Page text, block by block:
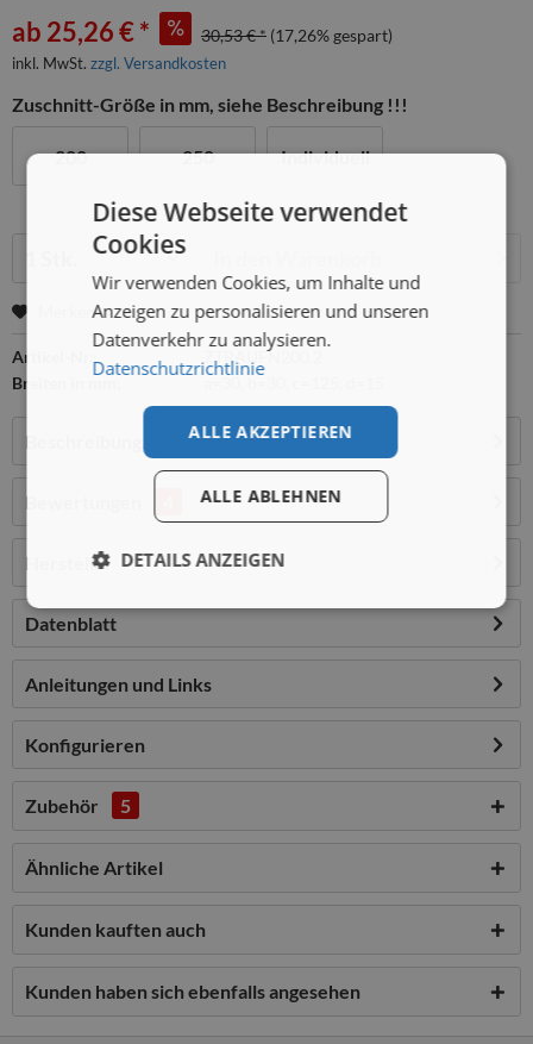
ab 25,26 € * 30,53 € * (17,26% gespart)
inkl. MwSt. zzgl. Versandkosten
Zuschnitt-Größe in mm, siehe Beschreibung !!!
200 250 Individuell
Merken
Artikel-Nr.:
ZTRAUFN200.2
Breiten in mm:
Beschreibung
Bewertungen
Hersteller
Datenblatt
Anleitungen und Links
Konfigurieren
Zubehör 5
Ähnliche Artikel
Kunden kauften auch
Kunden haben sich ebenfalls angesehen
Diese Webseite verwendet
Cookies
Wir verwenden Cookies, um Inhalte und
Anzeigen zu personalisieren und unseren
Datenverkehr zu analysieren.
Datenschutzrichtlinie
ALLE AKZEPTIEREN
ALLE ABLEHNEN
DETAILS ANZEIGEN